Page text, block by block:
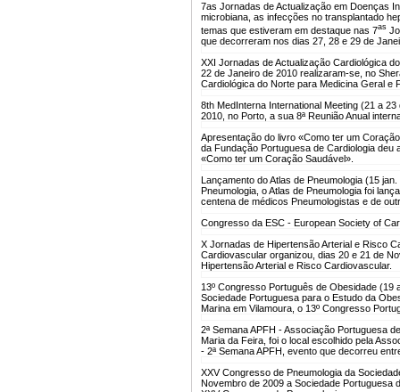
7as Jornadas de Actualização em Doenças
microbiana, as infecções no transplantado
temas que estiveram em destaque nas 7as
que decorreram nos dias 27, 28 e 29 de
XXI Jornadas de Actualização Cardiológica
22 de Janeiro de 2010 realizaram-se, no
Cardiológica do Norte para Medicina Geral e
8th MedInterna International Meeting (21 a 23
2010, no Porto, a sua 8ª Reunião Anual
Apresentação do livro «Como ter um
da Fundação Portuguesa de Cardiologia deu
«Como ter um Coração Saudável».
Lançamento do Atlas de Pneumologia (15 jan.
Pneumologia, o Atlas de Pneumologia foi
centena de médicos Pneumologistas e de
Congresso da ESC - European Society of
X Jornadas de Hipertensão Arterial e Risco
Cardiovascular organizou, dias 20 e 21 de
Hipertensão Arterial e Risco Cardiovascular.
13º Congresso Português de Obesidade (19
Sociedade Portuguesa para o Estudo da
Marina em Vilamoura, o 13º Congresso
2ª Semana APFH - Associação Portuguesa
Maria da Feira, foi o local escolhido pela
- 2ª Semana APFH, evento que decorreu
XXV Congresso de Pneumologia da
Novembro de 2009 a Sociedade Portuguesa